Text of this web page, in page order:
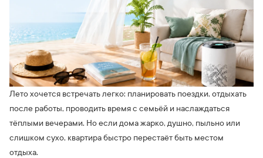
Лето хочется встречать легко: планировать поездки, отдыхать
после работы, проводить время с семьёй и наслаждаться
тёплыми вечерами. Но если дома жарко, душно, пыльно или
слишком сухо, квартира быстро перестаёт быть местом
отдыха.